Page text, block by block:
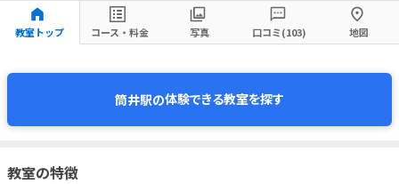
教室トップ コース・料金 写真 口コミ(103) 地図
筒井駅の体験できる教室を探す
教室の特徴